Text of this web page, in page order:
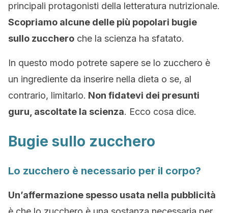
principali protagonisti della letteratura nutrizionale.
Scopriamo alcune delle più popolari bugie
sullo zucchero che la scienza ha sfatato.
In questo modo potrete sapere se lo zucchero è
un ingrediente da inserire nella dieta o se, al
contrario, limitarlo. Non fidatevi dei presunti
guru, ascoltate la scienza. Ecco cosa dice.
Bugie sullo zucchero
Lo zucchero è necessario per il corpo?
Un’affermazione spesso usata nella pubblicità